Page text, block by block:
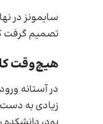
تصمیم گرفت
هیچ‌وقت
در آستانه
زیادی به